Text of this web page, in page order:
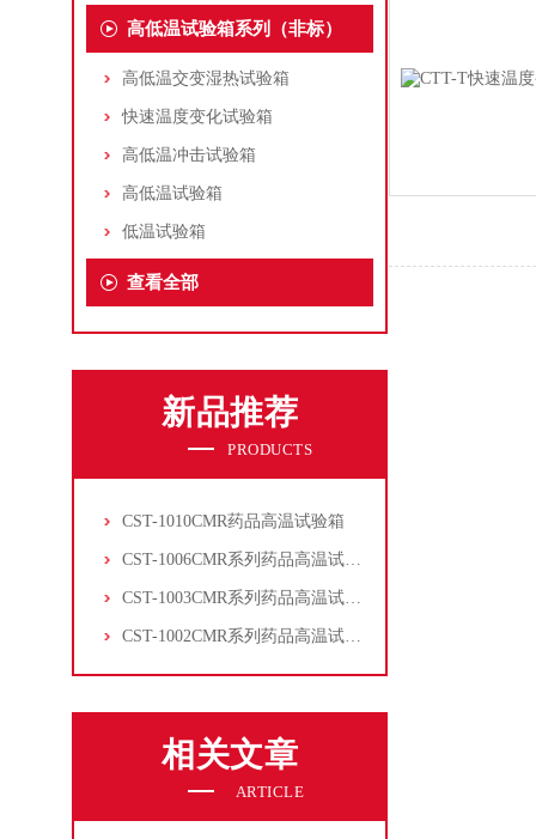
高低温试验箱系列（非标）
高低温交变湿热试验箱
快速温度变化试验箱
高低温冲击试验箱
高低温试验箱
低温试验箱
查看全部
新品推荐
PRODUCTS
CST-1010CMR药品高温试验箱
CST-1006CMR系列药品高温试验箱
CST-1003CMR系列药品高温试验箱
CST-1002CMR系列药品高温试验箱
相关文章
ARTICLE